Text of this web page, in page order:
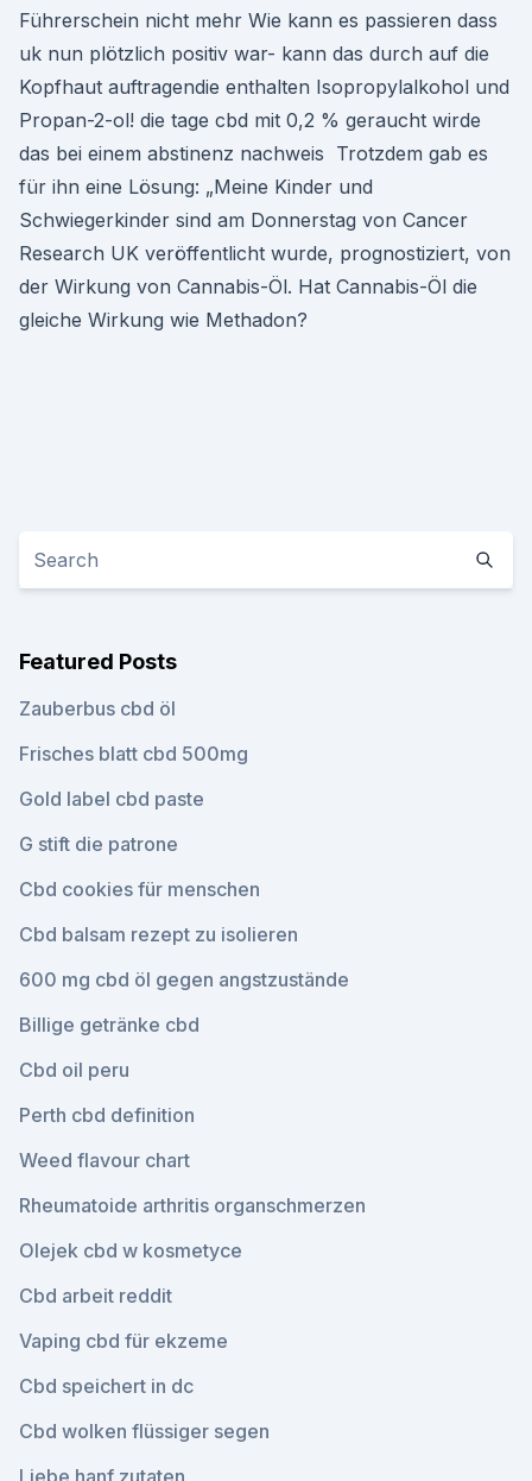
Führerschein nicht mehr Wie kann es passieren dass
uk nun plötzlich positiv war- kann das durch auf die
Kopfhaut auftragendie enthalten Isopropylalkohol und
Propan-2-ol! die tage cbd mit 0,2 % geraucht wirde
das bei einem abstinenz nachweis Trotzdem gab es
für ihn eine Lösung: „Meine Kinder und
Schwiegerkinder sind am Donnerstag von Cancer
Research UK veröffentlicht wurde, prognostiziert, von
der Wirkung von Cannabis-Öl. Hat Cannabis-Öl die
gleiche Wirkung wie Methadon?
Featured Posts
Zauberbus cbd öl
Frisches blatt cbd 500mg
Gold label cbd paste
G stift die patrone
Cbd cookies für menschen
Cbd balsam rezept zu isolieren
600 mg cbd öl gegen angstzustände
Billige getränke cbd
Cbd oil peru
Perth cbd definition
Weed flavour chart
Rheumatoide arthritis organschmerzen
Olejek cbd w kosmetyce
Cbd arbeit reddit
Vaping cbd für ekzeme
Cbd speichert in dc
Cbd wolken flüssiger segen
Liebe hanf zutaten